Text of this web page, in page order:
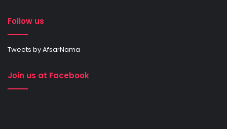
Follow us
Tweets by AfsarNama
Join us at Facebook